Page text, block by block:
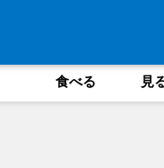
食べる 見